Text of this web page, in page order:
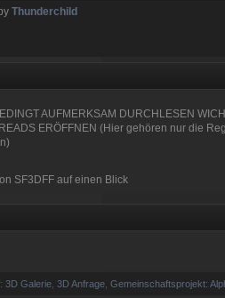
byThunderchild
AUFMERKSAM DURCHLESEN
ERÖFFNEN (Hier gehören nur die
SF3DFF auf einen Blick
:3D Galerie ,3D Anfrage ,Gemeinschaftsprojekt: